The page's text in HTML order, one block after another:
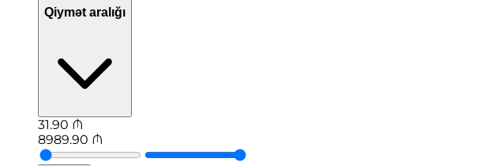
Qiymət aralığı
31.90 ₼
8989.90 ₼